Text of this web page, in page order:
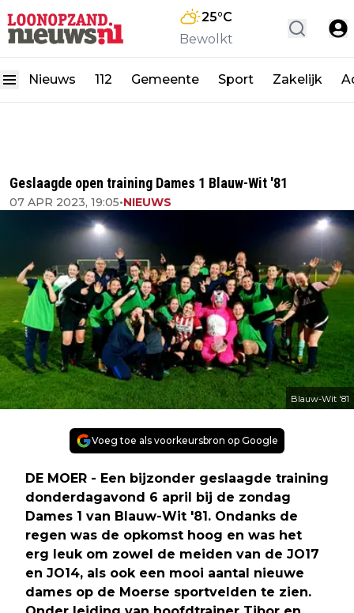
25°C
Bewolkt
Nieuws 112 Gemeente Sport Zakelijk
Geslaagde open training Dames 1 Blauw-Wit '81
07 APR 2023, 19:05•NIEUWS
Blauw-Wit '81
Voeg toe als voorkeursbron op Google
DE MOER - Een bijzonder geslaagde training
donderdagavond 6 april bij de zondag
Dames 1 van Blauw-Wit '81. Ondanks de
regen was de opkomst hoog en was het
erg leuk om zowel de meiden van de JO17
en JO14, als ook een mooi aantal nieuwe
dames op de Moerse sportvelden te zien.